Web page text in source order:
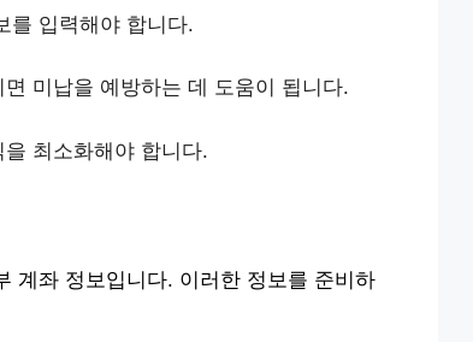
를 입력해야 합니다.
미납을 예방하는 데 도움이 됩니다.
최소화해야 합니다.
계좌 정보입니다. 이러한 정보를 준비하